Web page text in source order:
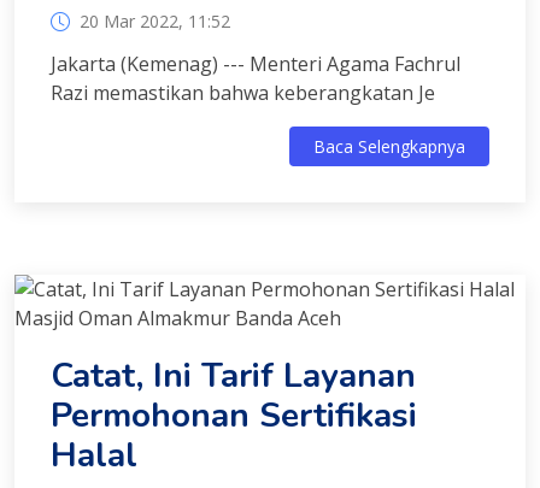
20 Mar 2022, 11:52
Jakarta (Kemenag) --- Menteri Agama Fachrul
Razi memastikan bahwa keberangkatan Je
Baca Selengkapnya
Catat, Ini Tarif Layanan
Permohonan Sertifikasi
Halal